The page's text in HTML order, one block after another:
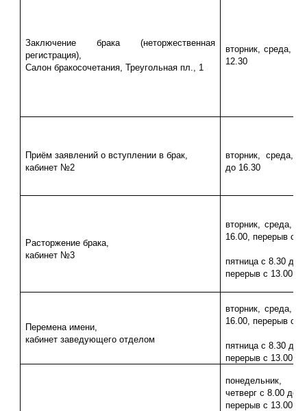
Заключение брака (неторжественная
регистрация),
Салон бракосочетания, Треугольная пл., 1
вторник, среда,
12.30
Приём заявлений о вступлении в брак,
кабинет №2
вторник, среда,
до 16.30
Расторжение брака,
кабинет №3
вторник, среда,
16.00, перерыв с
пятница с 8.30 до
перерыв с 13.00
Перемена имени,
кабинет заведующего отделом
вторник, среда,
16.00, перерыв с
пятница с 8.30 до
перерыв с 13.00
понедельник,
четверг с 8.00 до
перерыв с 13.00